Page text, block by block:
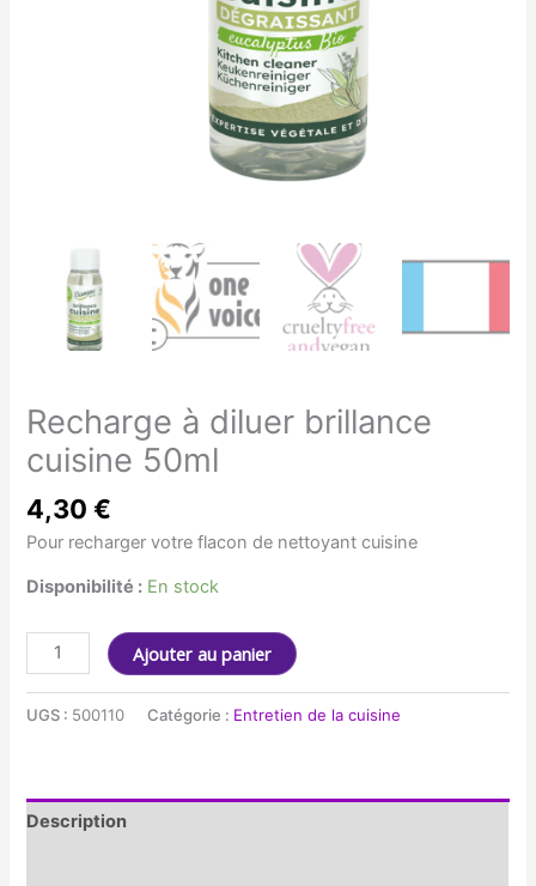
Recharge à diluer brillance
cuisine 50ml
4,30€
Pour recharger votre flacon de nettoyant cuisine
Disponibilité : En stock
quantité
de
Recharge
à
cuisine
Ajouter au panier
UGS : 500110 Catégorie : Entretien de la cuisine
Description